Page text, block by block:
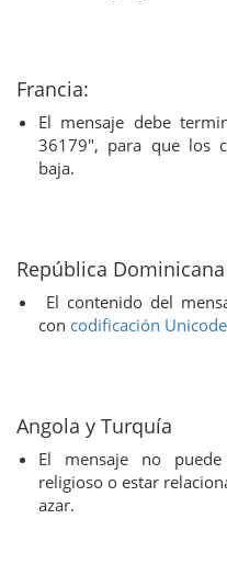
Francia:
El mensaje debe
36179", para que los
baja.
República Dominicana
El contenido del
con codificación Unicode
Angola y Turquía
El mensaje no
religioso o estar
azar.